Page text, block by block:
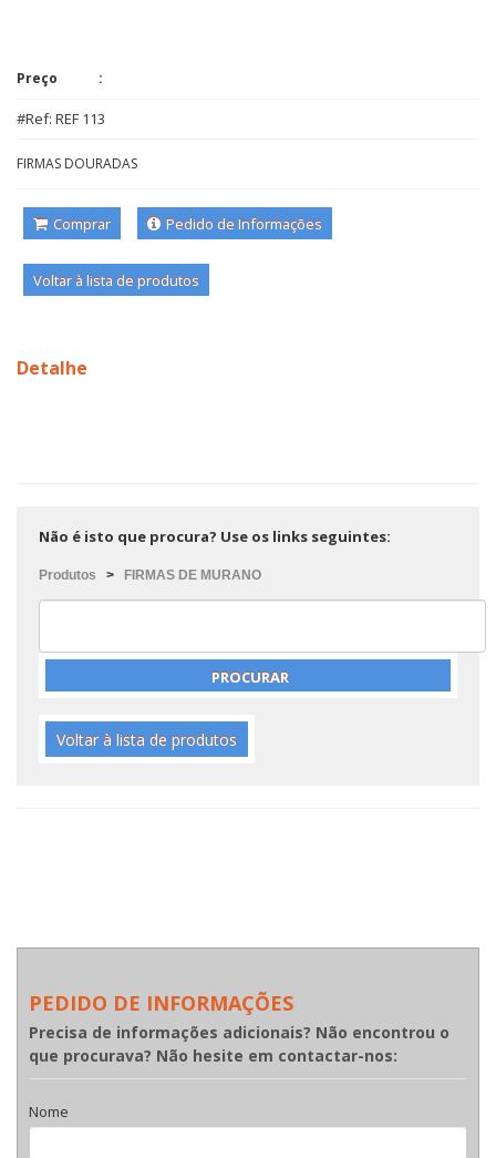
Preço
#Ref: REF 113
FIRMAS DOURADAS
Comprar Pedido de Informações
Voltar à lista de produtos
Detalhe
Não é isto que procura? Use os links seguintes:
Produtos > FIRMAS DE MURANO
Voltar à lista de produtos
PEDIDO DE INFORMAÇÕES
Precisa de informações adicionais? Não encontrou o
que procurava? Não hesite em contactar-nos:
Nome